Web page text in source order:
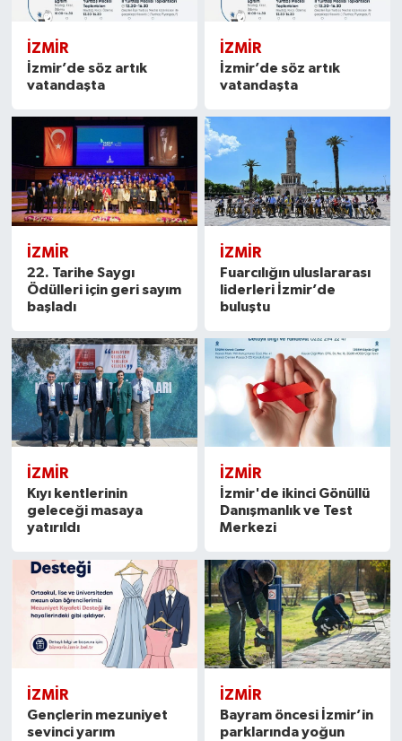
İZMIR
İzmir’de söz artık
vatandaşta
İZMIR
İzmir’de söz artık
vatandaşta
İZMIR
22. Tarihe Saygı
Ödülleri için geri sayım
başladı
İZMIR
Fuarcılığın uluslararası
liderleri İzmir’de
buluştu
İZMIR
Kıyı kentlerinin
geleceği masaya
yatırıldı
İZMIR
İzmir'de ikinci Gönüllü
Danışmanlık ve Test
Merkezi
İZMIR
Gençlerin mezuniyet
sevinci yarım
İZMIR
Bayram öncesi İzmir’in
parklarında yoğun